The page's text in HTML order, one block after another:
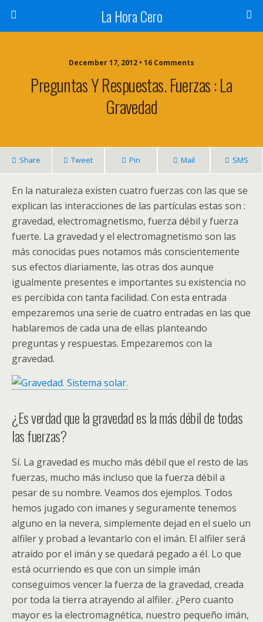
La Hora Cero
December 17, 2012 • 16 Comments
Preguntas Y Respuestas. Fuerzas : La
Gravedad
Share Tweet Pin Mail SMS
En la naturaleza existen cuatro fuerzas con las que se
explican las interacciones de las partículas estas son :
gravedad, electromagnetismo, fuerza débil y fuerza
fuerte. La gravedad y el electromagnetismo son las
más conocidas pues notamos más conscientemente
sus efectos diariamente, las otras dos aunque
igualmente presentes e importantes su existencia no
es percibida con tanta facilidad. Con esta entrada
empezaremos una serie de cuatro entradas en las que
hablaremos de cada una de ellas planteando
preguntas y respuestas. Empezaremos con la
gravedad.
¿Es verdad que la gravedad es la más débil de todas
las fuerzas?
Sí. La gravedad es mucho más débil que el resto de las
fuerzas, mucho más incluso que la fuerza débil a
pesar de su nombre. Veamos dos ejemplos. Todos
hemos jugado con imanes y seguramente tenemos
alguno en la nevera, simplemente dejad en el suelo un
alfiler y probad a levantarlo con el imán. El alfiler será
atraído por el imán y se quedará pegado a él. Lo que
está ocurriendo es que con un simple imán
conseguimos vencer la fuerza de la gravedad, creada
por toda la tierra atrayendo al alfiler. ¿Pero cuanto
mayor es la electromagnética, nuestro pequeño imán,